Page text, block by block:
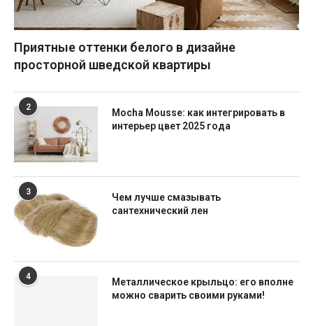
Приятные оттенки белого в дизайне
просторной шведской квартиры
2
Mocha Mousse: как интегрировать в
интерьер цвет 2025 года
3
Чем лучше смазывать
сантехнический лен
4
Металлическое крыльцо: его вполне
можно сварить своими руками!